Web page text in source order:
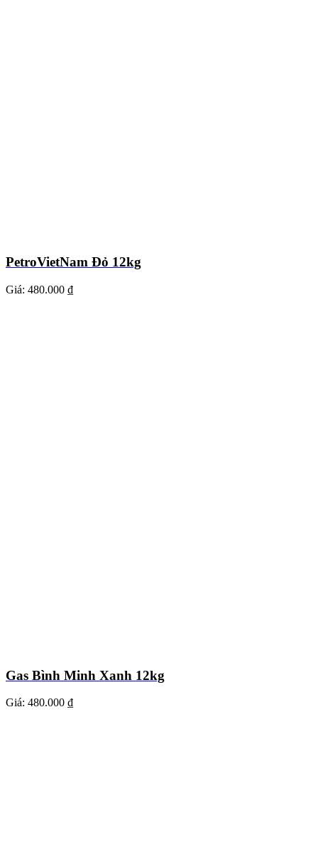
PetroVietNam Đỏ 12kg
Giá: 480.000 ₫
Gas Bình Minh Xanh 12kg
Giá: 480.000 ₫